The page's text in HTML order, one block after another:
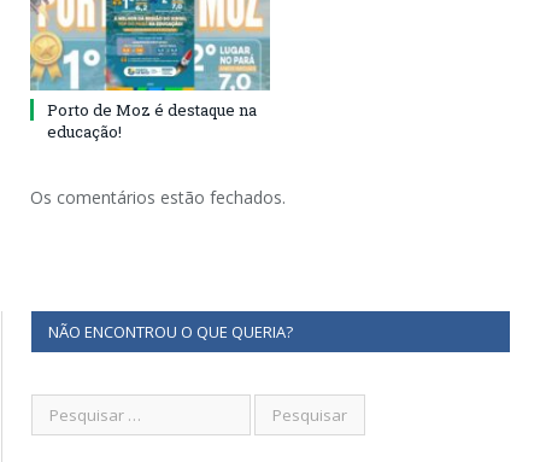
Porto de Moz é destaque na
educação!
Os comentários estão fechados.
NÃO ENCONTROU O QUE QUERIA?